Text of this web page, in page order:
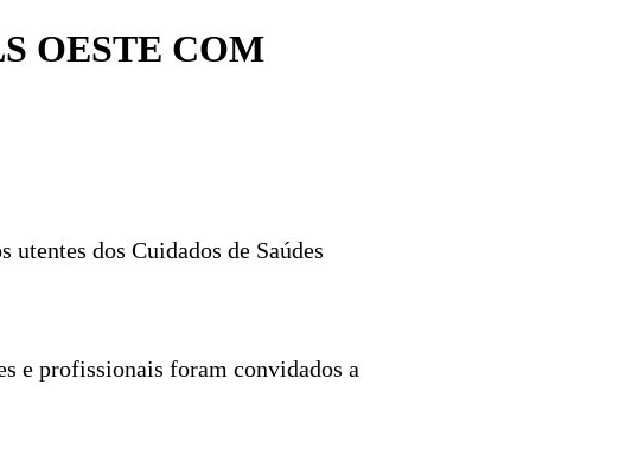
OESTE COM
dos Cuidados de Saúdes
e profissionais foram convidados a